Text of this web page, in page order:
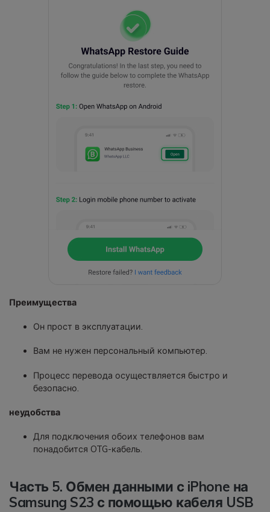
Преимущества
Он прост в эксплуатации.
Вам не нужен персональный компьютер.
Процесс перевода осуществляется быстро и
безопасно.
неудобства
Для подключения обоих телефонов вам
понадобится OTG-кабель.
Часть 5. Обмен данными с iPhone на
Samsung S23 с помощью кабеля USB